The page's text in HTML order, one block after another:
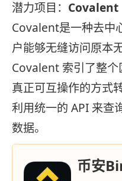
潜力项目： Covalent
Covalent是一种去中
户能够无缝访问原本
Covalent 索引了整
真正可互操作的方式
利用统一的 API 来查
数据。
币安